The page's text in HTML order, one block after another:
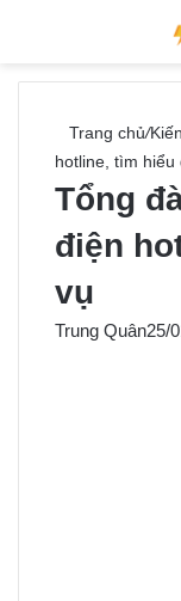
Trang chủ/
hotline, tìm hiểu
Tổng
điện
vụ
Trung Quân25/